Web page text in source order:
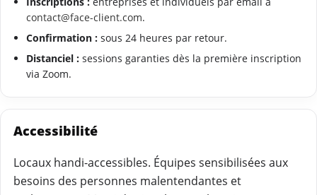
contact@face-client.com.
Confirmation : sous 24 heures par retour.
Distanciel : sessions garanties dès la première inscription
via Zoom.
Accessibilité
Locaux handi-accessibles. Équipes sensibilisées aux
besoins des personnes malentendantes et